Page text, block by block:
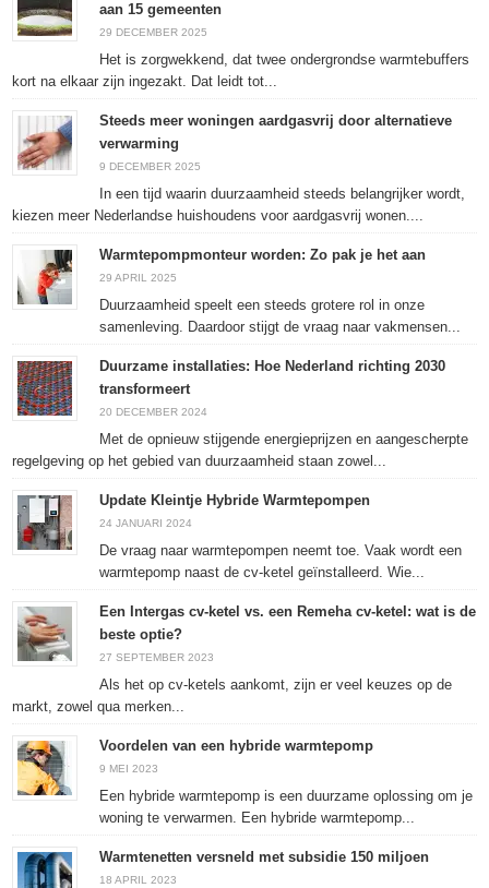
aan 15 gemeenten
29 DECEMBER 2025
Het is zorgwekkend, dat twee ondergrondse warmtebuffers
kort na elkaar zijn ingezakt. Dat leidt tot...
Steeds meer woningen aardgasvrij door alternatieve
verwarming
9 DECEMBER 2025
In een tijd waarin duurzaamheid steeds belangrijker wordt,
kiezen meer Nederlandse huishoudens voor aardgasvrij wonen....
Warmtepompmonteur worden: Zo pak je het aan
29 APRIL 2025
Duurzaamheid speelt een steeds grotere rol in onze
samenleving. Daardoor stijgt de vraag naar vakmensen...
Duurzame installaties: Hoe Nederland richting 2030
transformeert
20 DECEMBER 2024
Met de opnieuw stijgende energieprijzen en aangescherpte
regelgeving op het gebied van duurzaamheid staan zowel...
Update Kleintje Hybride Warmtepompen
24 JANUARI 2024
De vraag naar warmtepompen neemt toe. Vaak wordt een
warmtepomp naast de cv-ketel geïnstalleerd. Wie...
Een Intergas cv-ketel vs. een Remeha cv-ketel: wat is de
beste optie?
27 SEPTEMBER 2023
Als het op cv-ketels aankomt, zijn er veel keuzes op de
markt, zowel qua merken...
Voordelen van een hybride warmtepomp
9 MEI 2023
Een hybride warmtepomp is een duurzame oplossing om je
woning te verwarmen. Een hybride warmtepomp...
Warmtenetten versneld met subsidie 150 miljoen
18 APRIL 2023